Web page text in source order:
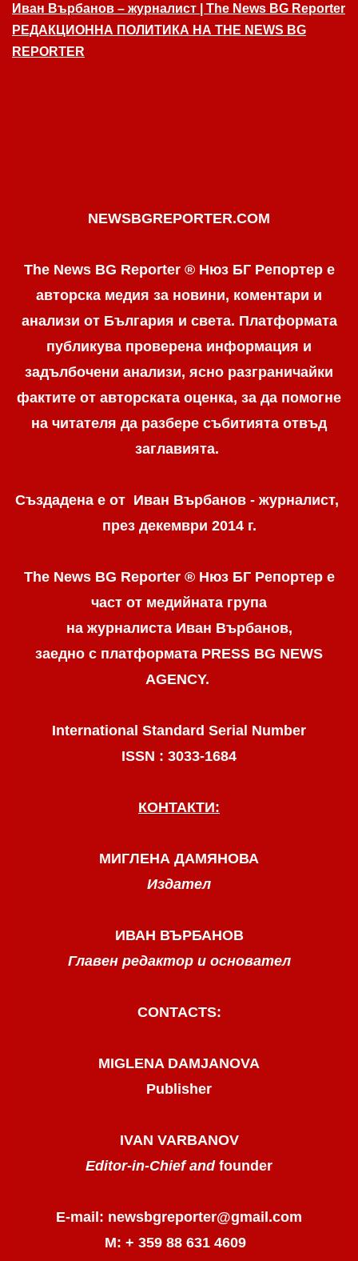
Иван Върбанов – журналист | The News BG Reporter
РЕДАКЦИОННА ПОЛИТИКА НА THE NEWS BG
REPORTER
NEWSBGREPORTER.COM
The News BG Reporter ® Нюз БГ Репортер е
авторска медия за новини, коментари и
анализи от България и света. Платформата
публикува проверена информация и
задълбочени анализи, ясно разграничaйки
фактите от авторската оценка, за да помогне
на читателя да разбере събитията отвъд
заглавията.
Създадена е от Иван Върбанов - журналист,
през декември 2014 г.
The News BG Reporter ® Нюз БГ Репортере
част от медийната група
на журналиста Иван Върбанов,
заедно с платформата PRESS BG NEWS
AGENCY.
International Standard Serial Number
ISSN : 3033-1684
КОНТАКТИ:
МИГЛЕНА ДАМЯНОВА
Издател
ИВАН ВЪРБАНОВ
Главен редактор и основател
CONTACTS:
MIGLENA DAMJANOVA
Publisher
IVAN VARBANOV
Editor-in-Chief and founder
E-mail: newsbgreporter@gmail.com
М: + 359 88 631 4609